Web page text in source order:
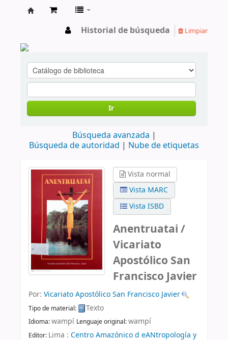
Historial de búsqueda Limpiar
Ir
Búsqueda avanzada
Búsqueda de autoridad
Nube de etiquetas
Vista normal
Vista MARC
Vista ISBD
Anentruatai /
Vicariato
Apostólico San
Francisco Javier
Por: Vicariato Apostólico San Francisco Javier
Tipo de material: Texto
Idioma:wampí Lenguaje original:wampí
Editor: Lima : Centro Amazónico d eANtropología y